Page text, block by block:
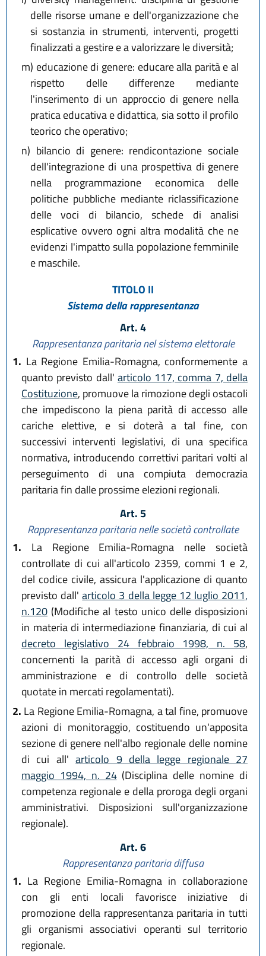
delle risorse umane e dell'organizzazione che
si sostanzia in strumenti, interventi, progetti
finalizzati a gestire e a valorizzare le diversità;
m) educazione di genere: educare alla parità e al
rispetto delle differenze mediante
l'inserimento di un approccio di genere nella
pratica educativa e didattica, sia sotto il profilo
teorico che operativo;
n) bilancio di genere: rendicontazione sociale
dell'integrazione di una prospettiva di genere
nella programmazione economica delle
politiche pubbliche mediante riclassificazione
delle voci di bilancio, schede di analisi
esplicative ovvero ogni altra modalità che ne
evidenzi l'impatto sulla popolazione femminile
e maschile.
TITOLO II
Sistema della rappresentanza
Art. 4
Rappresentanza paritaria nel sistema elettorale
1. La Regione Emilia-Romagna, conformemente a
quanto previsto dall' articolo 117, comma 7, della
Costituzione, promuove la rimozione degli ostacoli
che impediscono la piena parità di accesso alle
cariche elettive, e si doterà a tal fine, con
successivi interventi legislativi, di una specifica
normativa, introducendo correttivi paritari volti al
perseguimento di una compiuta democrazia
paritaria fin dalle prossime elezioni regionali.
Art. 5
Rappresentanza paritaria nelle società controllate
1. La Regione Emilia-Romagna nelle società
controllate di cui all'articolo 2359, commi 1 e 2,
del codice civile, assicura l'applicazione di quanto
previsto dall'articolo 3 della legge 12 luglio 2011,
n.120 (Modifiche al testo unico delle disposizioni
in materia di intermediazione finanziaria, di cui al
decreto legislativo 24 febbraio 1998, n. 58,
concernenti la parità di accesso agli organi di
amministrazione e di controllo delle società
quotate in mercati regolamentati).
2. La Regione Emilia-Romagna, a tal fine, promuove
azioni di monitoraggio, costituendo un'apposita
sezione di genere nell'albo regionale delle nomine
di cui all'articolo 9 della legge regionale 27
maggio 1994, n. 24(Disciplina delle nomine di
competenza regionale e della proroga degli organi
amministrativi. Disposizioni sull'organizzazione
regionale).
Art. 6
Rappresentanza paritaria diffusa
1. La Regione Emilia-Romagna in collaborazione
con gli enti locali favorisce iniziative di
promozione della rappresentanza paritaria in tutti
gli organismi associativi operanti sul territorio
regionale.